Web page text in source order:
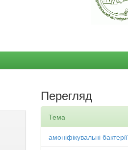
Перегляд
Тема
амоніфікувальні бактерії